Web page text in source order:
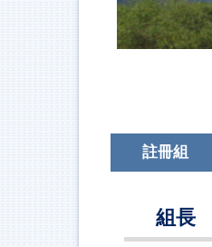
註冊組
組長